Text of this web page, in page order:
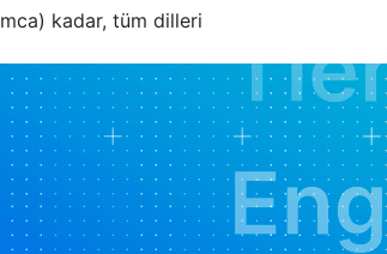
kadar, tüm dilleri